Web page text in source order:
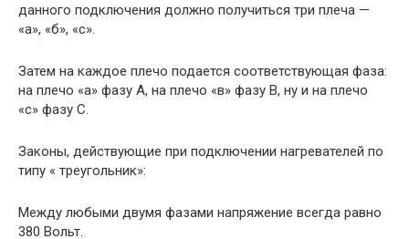
данного подключения должно получиться три плеча —
«а», «б», «с».
Затем на каждое плечо подается соответствующая фаза:
на плечо «а» фазу А, на плечо «в» фазу В, ну и на плечо
«с» фазу С.
Законы, действующие при подключении нагревателей по
типу « треугольник»:
Между любыми двумя фазами напряжение всегда равно
380 Вольт.